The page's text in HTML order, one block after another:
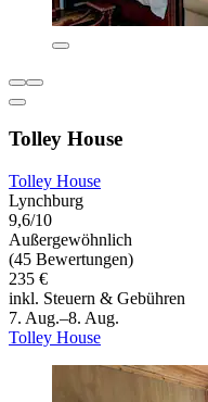
Tolley House
Tolley House
Lynchburg
9,6/10
Außergewöhnlich
(45 Bewertungen)
235 €
inkl. Steuern & Gebühren
7. Aug.–8. Aug.
Tolley House